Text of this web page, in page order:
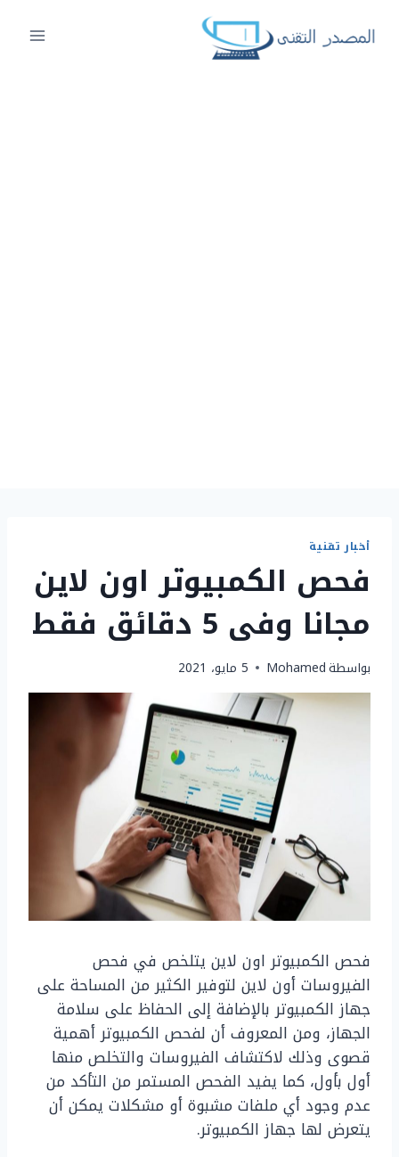
أخبار تقنية
فحص الكمبيوتر اون لاين
مجانا وفى 5 دقائق فقط
بواسطةMohamed 5 مايو، 2021
فحص الكمبيوتر اون لاين يتلخص في فحص
الفيروسات أون لاين لتوفير الكثير من المساحة على
جهاز الكمبيوتر بالإضافة إلى الحفاظ على سلامة
الجهاز، ومن المعروف أن لفحص الكمبيوتر أهمية
قصوى وذلك لاكتشاف الفيروسات والتخلص منها
أول بأول، كما يفيد الفحص المستمر من التأكد من
عدم وجود أي ملفات مشبوة أو مشكلات يمكن أن
يتعرض لها جهاز الكمبيوتر.